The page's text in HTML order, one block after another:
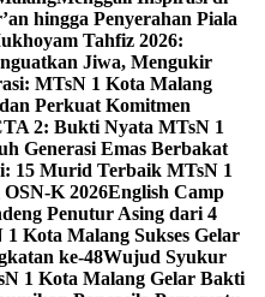
hingga Penyerahan Piala
Tahfiz 2026:
Jiwa, Mengukir
MTsN 1 Kota Malang
Perkuat Komitmen
2: Bukti Nyata MTsN 1
Generasi Emas Berbakat
15 Murid Terbaik MTsN 1
K 2026English Camp
Penutur Asing dari 4
Kota Malang Sukses Gelar
ke-48Wujud Syukur
1 Kota Malang Gelar Bakti